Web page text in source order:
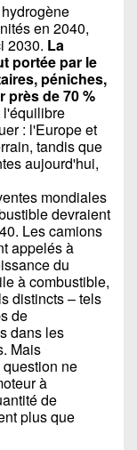
en 2040,
2030. La
portée par le
péniches,
de 70 %
l'équilibre
: l'Europe et
tandis que
aujourd'hui,
mondiales
devraient
Les camions
appelés à
du
à combustible,
distincts – tels
de
dans les
Mais
ne
à
de
plus que